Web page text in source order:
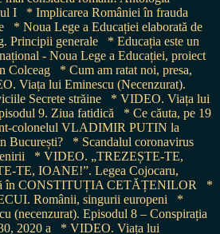
I
* Implicarea României în frauda
* Noua Lege a Educației elaborată de
Principii generale
* Educația este un
- Noua Lege a Educației, proiect
Colceag
* Cum am ratat noi, presa,
Viața lui Eminescu (Necenzurat).
Secrete străine
* VIDEO. Viața lui
9. Ziua fatidică
* Ce căuta, pe 19
colonelul VLADIMIR PUTIN la
București?
* Scandalul coronavirus
* VIDEO. „TREZEȘTE-TE,
TE, IOANE!”. Legea Cojocaru,
în CONSTITUȚIA CETĂȚENILOR
*
Românii, singurii europeni
*
(necenzurat). Episodul 8 – Conspirația
2020 a
* VIDEO. Viața lui